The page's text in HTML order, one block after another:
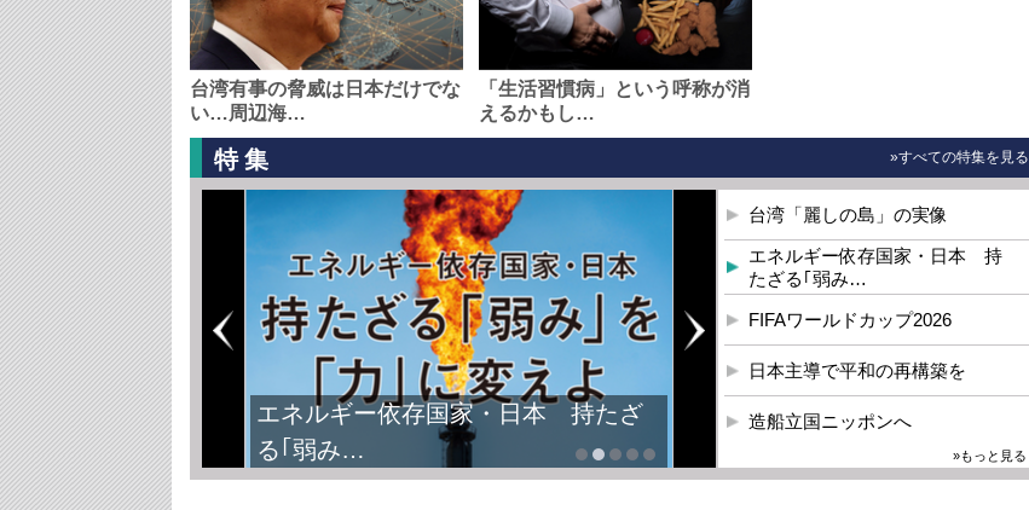
台湾有事の脅威は日本だけでな
い…周辺海…
「生活習慣病」という呼称が消
えるかもし…
特集 »すべての特集を見る
エネルギー依存国家・日本 持たざ
る｢弱み…
台湾「麗しの島」の実像
エネルギー依存国家・日本 持
たざる｢弱み…
FIFAワールドカップ2026
日本主導で平和の再構築を
造船立国ニッポンへ
»もっと見る